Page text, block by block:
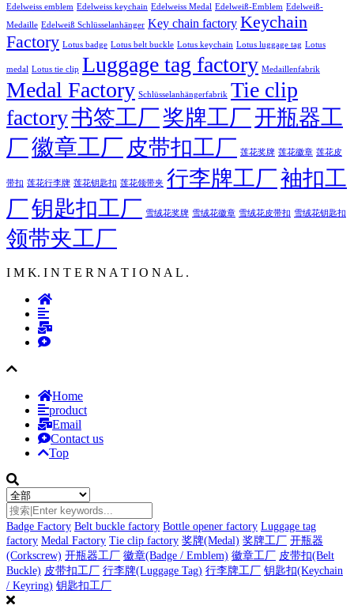
Edelweiss emblem Edelweiss keychain Edelweiss Medal Edelweiß-Emblem Edelweiß-
Medaille Edelweiß Schlüsselanhänger Key chain factory Keychain
Factory Lotus badge Lotus belt buckle Lotus keychain Lotus luggage tag Lotus
medal Lotus tie clip Luggage tag factory Medaillenfabrik
Medal Factory Schlüsselanhängerfabrik Tie clip
factory书签工厂奖牌工厂开瓶器工
厂徽章工厂 皮带扣工厂 莲花奖牌 莲花徽章 莲花皮
带扣 莲花行李牌 莲花钥匙扣 莲花领带夹 行李牌工厂袖扣工
厂钥匙扣工厂 雪绒花奖牌 雪绒花徽章 雪绒花皮带扣 雪绒花钥匙扣
领带夹工厂
I M K. I N T E R N A T I O N A L .
Home
product
Email
Contact us
Top
Badge Factory Belt buckle factory Bottle opener factory Luggage tag
factory Medal Factory Tie clip factory 奖牌(Medal) 奖牌工厂 开瓶器
(Corkscrew) 开瓶器工厂 徽章(Badge / Emblem) 徽章工厂 皮带扣(Belt
Buckle) 皮带扣工厂 行李牌(Luggage Tag) 行李牌工厂 钥匙扣(Keychain
/ Keyring) 钥匙扣工厂